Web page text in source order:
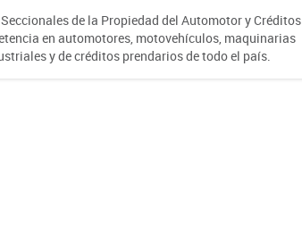
de la Propiedad del Automotor y Créditos
en automotores, motovehículos, maquinarias
y de créditos prendarios de todo el país.